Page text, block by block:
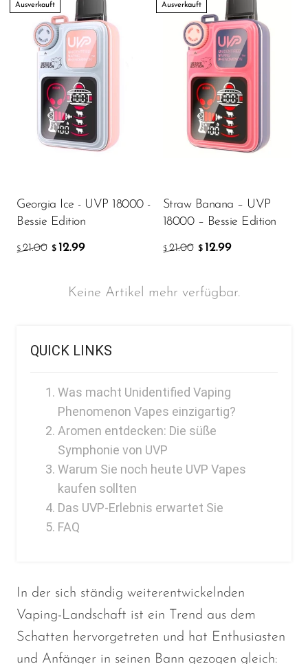
Olit Hookah
Orion
OXBAR
Pachamama
Packspod
PHUN
PYRO
Raz
RifBar
Smarter AirPuffs
Snoopy Smoke
Snowwolf
So Soul
Space Mary
Spree Bar
SWFT
TWIST
UWELL
Ausverkauft
Georgia Ice - UVP 18000 -
Bessie Edition
$ 21.00 $ 12.99
Ausverkauft
Straw Banana – UVP
18000 – Bessie Edition
$ 21.00 $ 12.99
Keine Artikel mehr verfügbar.
QUICK LINKS
Was macht Unidentified Vaping
Phenomenon Vapes einzigartig?
Aromen entdecken: Die süße
Symphonie von UVP
Warum Sie noch heute UVP Vapes
kaufen sollten
Das UVP-Erlebnis erwartet Sie
FAQ
In der sich ständig weiterentwickelnden
Vaping-Landschaft ist ein Trend aus dem
Schatten hervorgetreten und hat Enthusiasten
und Anfänger in seinen Bann gezogen gleich: